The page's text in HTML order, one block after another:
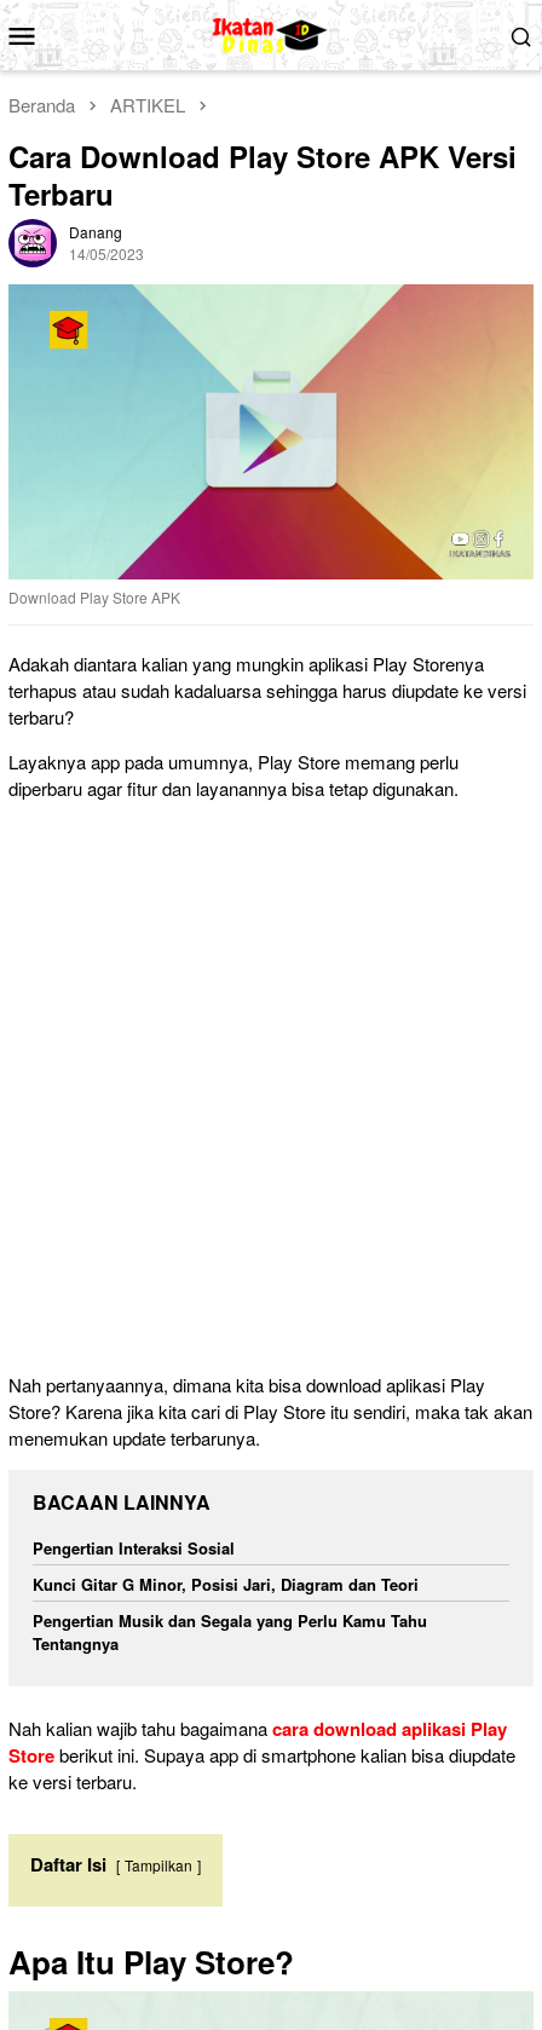
Loncat
ke
konten
Menu
Mobile
Beranda ARTIKEL
Cara Download Play Store APK Versi
Terbaru
Danang
14/05/2023
Download Play Store APK
Adakah diantara kalian yang mungkin aplikasi Play Storenya
terhapus atau sudah kadaluarsa sehingga harus diupdate ke versi
terbaru?
Layaknya app pada umumnya, Play Store memang perlu
diperbaru agar fitur dan layanannya bisa tetap digunakan.
Nah pertanyaannya, dimana kita bisa download aplikasi Play
Store? Karena jika kita cari di Play Store itu sendiri, maka tak akan
menemukan update terbarunya.
BACAAN LAINNYA
Pengertian Interaksi Sosial
Kunci Gitar G Minor, Posisi Jari, Diagram dan Teori
Pengertian Musik dan Segala yang Perlu Kamu Tahu
Tentangnya
Nah kalian wajib tahu bagaimanacara download aplikasi Play
Storeberikut ini. Supaya app di smartphone kalian bisa diupdate
ke versi terbaru.
Daftar Isi Tampilkan
Apa Itu Play Store?